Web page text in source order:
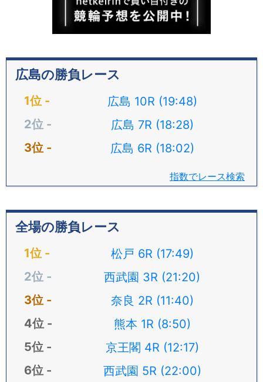
広島の勝負レース
広島 10R (19:48)
広島 7R (18:28)
広島 6R (18:02)
指数でレース検索
全場の勝負レース
松戸 6R (17:49)
西武園 3R (21:20)
奈良 2R (11:40)
熊本 1R (8:50)
京王閣 4R (12:17)
西武園 5R (22:00)